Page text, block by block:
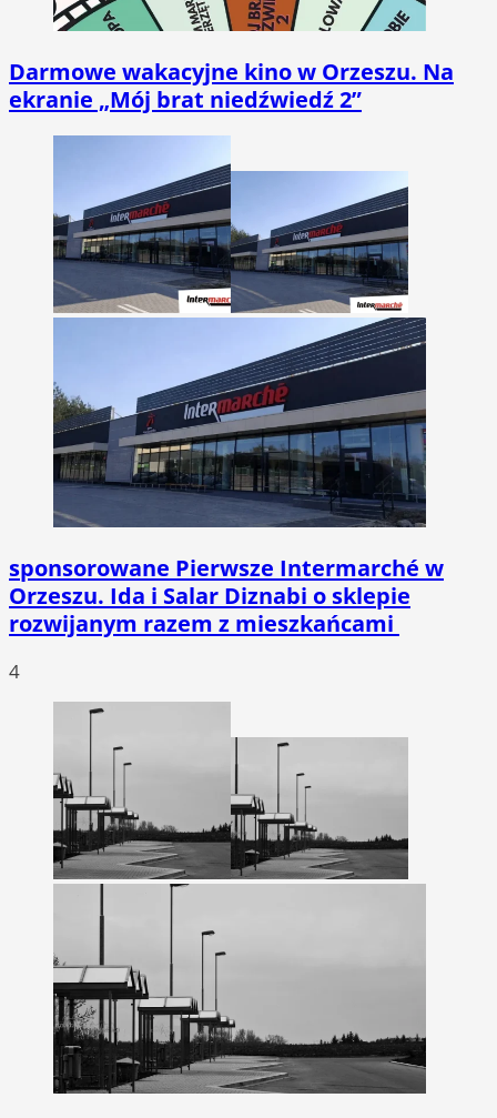
Darmowe wakacyjne kino w Orzeszu. Na
ekranie „Mój brat niedźwiedź 2”
sponsorowane Pierwsze Intermarché w
Orzeszu. Ida i Salar Diznabi o sklepie
rozwijanym razem z mieszkańcami
4